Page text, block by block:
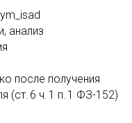
анализ
после получения
(ст. 6 ч. 1 п. 1 ФЗ-152)